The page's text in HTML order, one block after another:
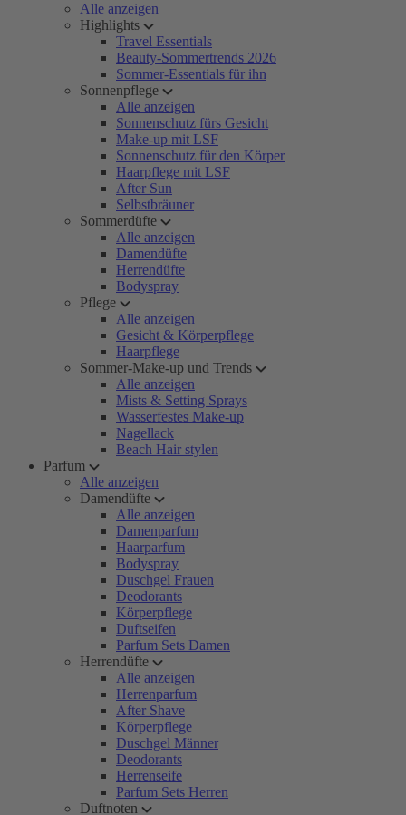
Alle anzeigen
Highlights
Travel Essentials
Beauty-Sommertrends 2026
Sommer-Essentials für ihn
Sonnenpflege
Alle anzeigen
Sonnenschutz fürs Gesicht
Make-up mit LSF
Sonnenschutz für den Körper
Haarpflege mit LSF
After Sun
Selbstbräuner
Sommerdüfte
Alle anzeigen
Damendüfte
Herrendüfte
Bodyspray
Pflege
Alle anzeigen
Gesicht & Körperpflege
Haarpflege
Sommer-Make-up und Trends
Alle anzeigen
Mists & Setting Sprays
Wasserfestes Make-up
Nagellack
Beach Hair stylen
Parfum
Alle anzeigen
Damendüfte
Alle anzeigen
Damenparfum
Haarparfum
Bodyspray
Duschgel Frauen
Deodorants
Körperpflege
Duftseifen
Parfum Sets Damen
Herrendüfte
Alle anzeigen
Herrenparfum
After Shave
Körperpflege
Duschgel Männer
Deodorants
Herrenseife
Parfum Sets Herren
Duftnoten